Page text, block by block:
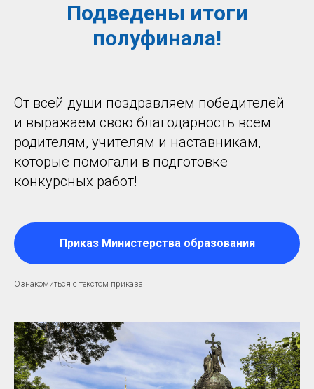
Подведены итоги
полуфинала!
От всей души поздравляем победителей
и выражаем свою благодарность всем
родителям, учителям и наставникам,
которые помогали в подготовке
конкурсных работ!
Приказ Министерства образования
Ознакомиться с текстом приказа